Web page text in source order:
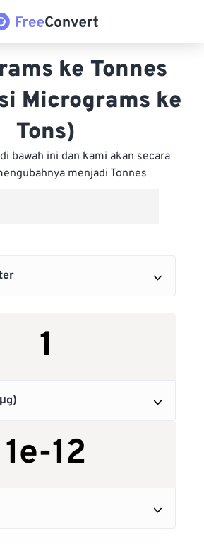
ke Tonnes
Micrograms ke
Tons)
bawah ini dan kami akan secara
menjadi Tonnes